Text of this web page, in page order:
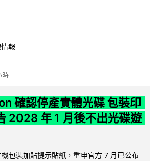
報
時
確認停產實體光碟 包裝印
2028 年 1 月後不出光碟遊
包裝加貼提示貼紙，重申官方 7 月已公布